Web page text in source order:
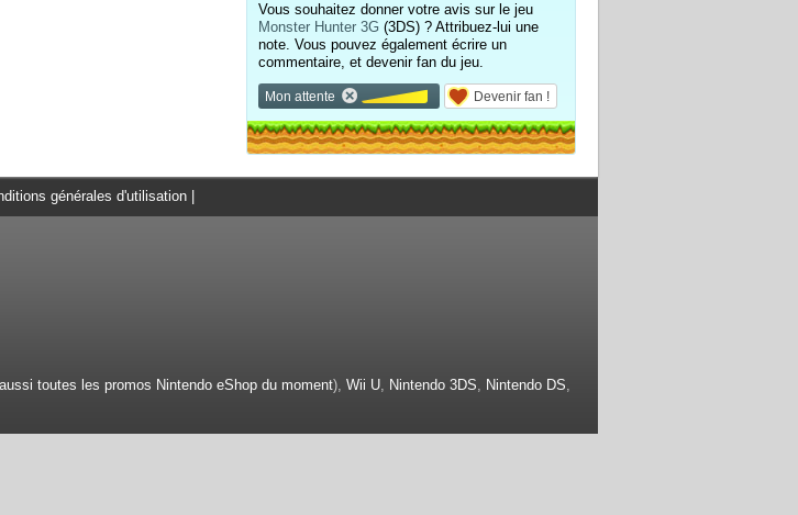
Vous souhaitez donner votre avis sur le jeu
Monster Hunter 3G (3DS) ? Attribuez-lui une
note. Vous pouvez également écrire un
commentaire, et devenir fan du jeu.
Mon attente Devenir fan !
générales d'utilisation
aussi toutes les promos Nintendo eShop du moment), Wii U, Nintendo 3DS, Nintendo DS,